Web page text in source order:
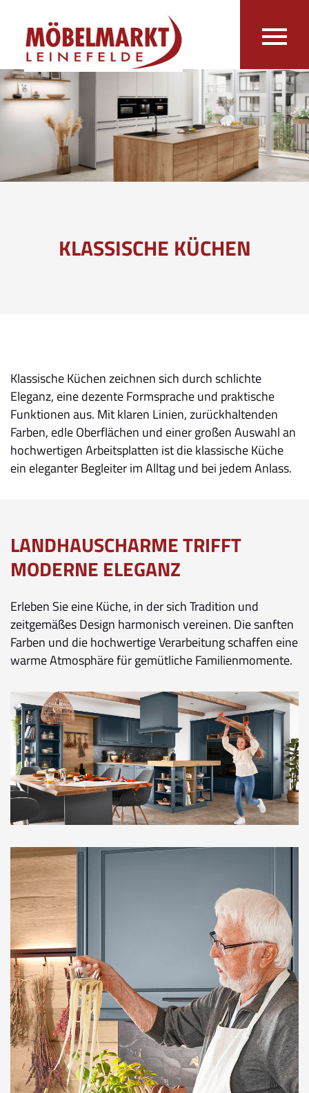
KLASSISCHE KÜCHEN
Klassische Küchen zeichnen sich durch schlichte
Eleganz, eine dezente Formsprache und praktische
Funktionen aus. Mit klaren Linien, zurückhaltenden
Farben, edle Oberflächen und einer großen Auswahl an
hochwertigen Arbeitsplatten ist die klassische Küche
ein eleganter Begleiter im Alltag und bei jedem Anlass.
LANDHAUSCHARME TRIFFT
MODERNE ELEGANZ
Erleben Sie eine Küche, in der sich Tradition und
zeitgemäßes Design harmonisch vereinen. Die sanften
Farben und die hochwertige Verarbeitung schaffen eine
warme Atmosphäre für gemütliche Familienmomente.